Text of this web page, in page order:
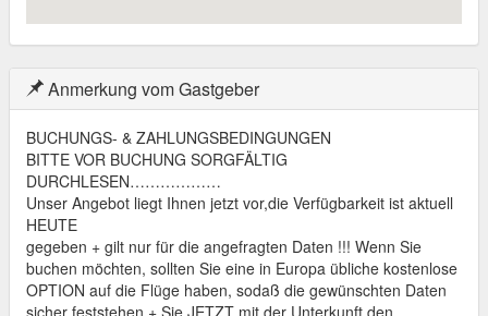
Anmerkung vom Gastgeber
BUCHUNGS- & ZAHLUNGSBEDINGUNGEN
BITTE VOR BUCHUNG SORGFÄLTIG
DURCHLESEN………………
Unser Angebot liegt Ihnen jetzt vor,die Verfügbarkeit ist aktuell
HEUTE
gegeben + gilt nur für die angefragten Daten !!! Wenn Sie
buchen möchten, sollten Sie eine in Europa übliche kostenlose
OPTION auf die Flüge haben, sodaß die gewünschten Daten